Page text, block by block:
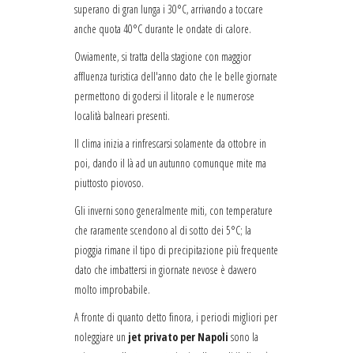
superano di gran lunga i 30°C, arrivando a toccare
anche quota 40°C durante le ondate di calore.
Ovviamente, si tratta della stagione con maggior
affluenza turistica dell'anno dato che le belle giornate
permettono di godersi il litorale e le numerose
località balneari presenti.
Il clima inizia a rinfrescarsi solamente da ottobre in
poi, dando il là ad un autunno comunque mite ma
piuttosto piovoso.
Gli inverni sono generalmente miti, con temperature
che raramente scendono al di sotto dei 5°C; la
pioggia rimane il tipo di precipitazione più frequente
dato che imbattersi in giornate nevose è davvero
molto improbabile.
A fronte di quanto detto finora, i periodi migliori per
noleggiare un jet privato per Napoli sono la